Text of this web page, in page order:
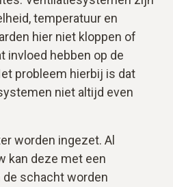
temperatuur en
hier niet kloppen of
invloed hebben op de
probleem hierbij is dat
niet altijd even
worden ingezet. Al
kan deze met een
schacht worden